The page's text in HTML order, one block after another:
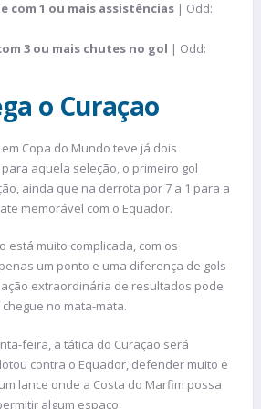
com 1 ou mais assistências | Odd:
3 ou mais chutes no gol | Odd:
o Curaçao
Copa do Mundo teve já dois
aquela seleção, o primeiro gol
ainda que na derrota por 7 a 1 para a
memorável com o Equador.
está muito complicada, com os
um ponto e uma diferença de gols
extraordinária de resultados pode
no mata-mata.
feira, a tática do Curação será
contra o Equador, defender muito e
lance onde a Costa do Marfim possa
algum espaço.